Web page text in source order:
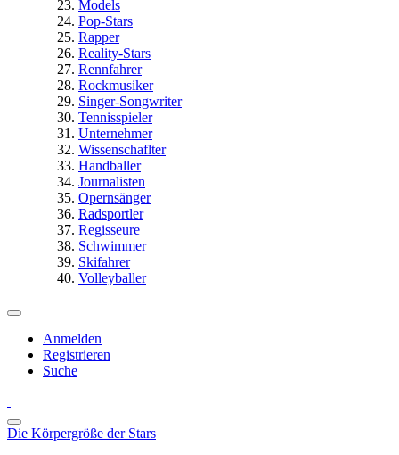
Models
Pop-Stars
Rapper
Reality-Stars
Rennfahrer
Rockmusiker
Singer-Songwriter
Tennisspieler
Unternehmer
Wissenschaflter
Handballer
Journalisten
Opernsänger
Radsportler
Regisseure
Schwimmer
Skifahrer
Volleyballer
Anmelden
Registrieren
Suche
Die Körpergröße der Stars